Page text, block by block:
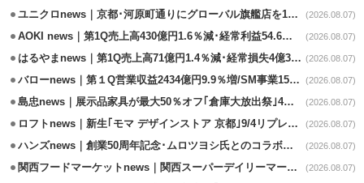
ユニクロnews｜京都･河原町通りにグローバル旗艦店を11/6開設 (2026.08.07)
AOKI news｜第1Q売上高430億円1.6％減･経常利益54.6％減 (2026.08.07)
はるやまnews｜第1Q売上高71億円1.4％減･経常損失4億3800万円 (2026.08.07)
バローnews｜第１Q営業収益2434億円9.9％増/SM事業15.5％増と絶好調 (2026.08.07)
島忠news｜展示品家具が最大50％オフ｢倉庫大放出祭｣4店舗限定で開催 (2026.08.07)
ロフトnews｜新生｢モマ デザインストア 京都｣9/4リプレイスオープン (2026.08.07)
ハンズnews｜創業50周年記念･ムロツヨシ氏とのコラボ企画｢ムロハンズ｣開催 (2026.08.07)
関西フードマーケットnews｜関西スーパーデイリーマート蒲生店8/7改装 (2026.08.07)